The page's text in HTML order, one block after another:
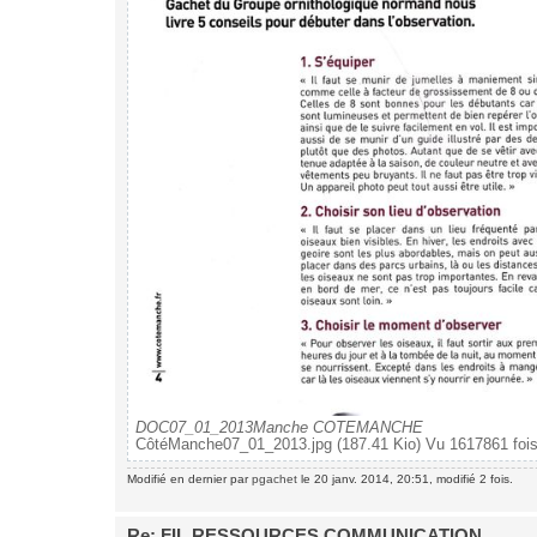
DOC07_01_2013Manche COTEMANCHE
CôtéManche07_01_2013.jpg (187.41 Kio) Vu 1617861 fois
Modifié en dernier parpgachet le 20 janv. 2014, 20:51, modifié 2 fois.